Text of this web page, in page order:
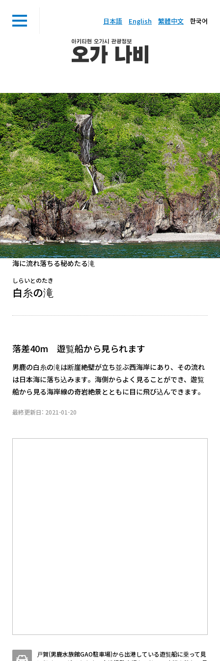
日本語 English 繁體中文 한국어
海に流れ落ちる秘めたる滝
しらいとのたき
白糸の滝
落差40m 遊覧船から見られます
男鹿の白糸の滝は断崖絶壁が立ち並ぶ西海岸にあり、その流れ
は日本海に落ち込みます。海側からよく見ることができ、遊覧
船から見る海岸線の奇岩絶景とともに目に飛び込んできます。
最終更新日: 2021-01-20
戸賀(男鹿水族館GAO駐車場)から出港している遊覧船に乗って見